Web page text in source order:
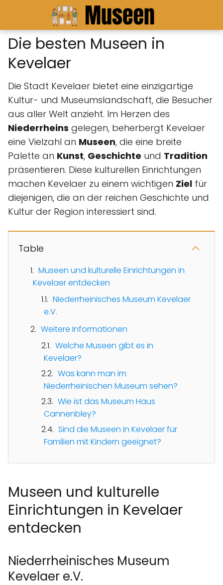
Die besten Museen in
Kevelaer
Die Stadt Kevelaer bietet eine einzigartige
Kultur- und Museumslandschaft, die Besucher
aus aller Welt anzieht. Im Herzen des
Niederrheins gelegen, beherbergt Kevelaer
eine Vielzahl an Museen, die eine breite
Palette an Kunst, Geschichte und Tradition
präsentieren. Diese kulturellen Einrichtungen
machen Kevelaer zu einem wichtigen Ziel für
diejenigen, die an der reichen Geschichte und
Kultur der Region interessiert sind.
Table
Museen und kulturelle Einrichtungen in
Kevelaer entdecken
Niederrheinisches Museum Kevelaer
e.V.
Weitere Informationen
Welche Museen gibt es in
Kevelaer?
Was kann man im
Niederrheinischen Museum sehen?
Wie ist das Museum Haus
Cannenbley?
Sind die Museen in Kevelaer für
Familien mit Kindern geeignet?
Museen und kulturelle
Einrichtungen in Kevelaer
entdecken
Niederrheinisches Museum
Kevelaer e.V.